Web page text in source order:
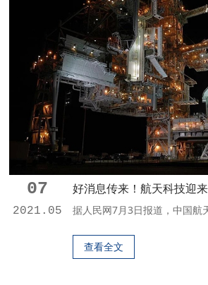
07
2021.05
查看全文